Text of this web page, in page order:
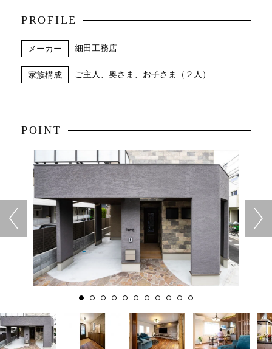
PROFILE
メーカー 細田工務店
家族構成 ご主人、奥さま、お子さま（２人）
POINT